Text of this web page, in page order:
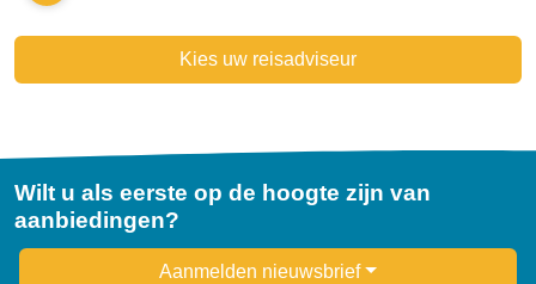
Kies uw reisadviseur
Wilt u als eerste op de hoogte zijn van
aanbiedingen?
Newsletter Aanmelden nieuwsbrief